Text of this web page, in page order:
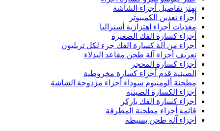
تهتز تفاصيل أجزاء الشاشة
أجزاء تعدين الكمبيوتر
مغذيات أجزاء اهتزازية أستراليا
أجزاء كسارة الفك الصغيرة
أجزاء من آلة كسارة الفك جزء لكل تريليون
تعريف أجزاء آلة طحن مقاعد البدلاء
أجزاء كسارة المحجر
الصينية قدم أجزاء كسارة مخروطية
مطحنة ألومنيوم سوداء أجزاء مزدوجة الشاشة
أجزاء الكسارة الصينية
أجزاء كسارة الفك باركر
قائمة أجزاء مطحنة المطرقة
أجزاء آلة طحن بسيطة